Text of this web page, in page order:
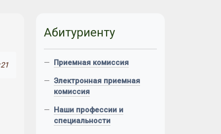
Абитуриенту
— Приемная комиссия
— Электронная приемная
комиссия
— Наши профессии и
специальности